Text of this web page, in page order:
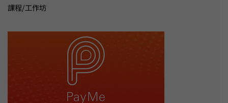
課程/工作坊